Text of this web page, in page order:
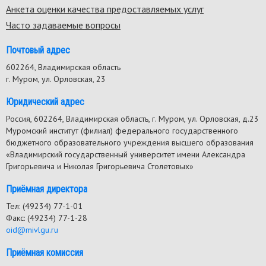
Анкета оценки качества предоставляемых услуг
Часто задаваемые вопросы
Почтовый адрес
602264, Владимирская область
г. Муром, ул. Орловская, 23
Юридический адрес
Россия, 602264, Владимирская область, г. Муром, ул. Орловская, д.23
Муромский институт (филиал) федерального государственного
бюджетного образовательного учреждения высшего образования
«Владимирский государственный университет имени Александра
Григорьевича и Николая Григорьевича Столетовых»
Приёмная директора
Тел: (49234) 77-1-01
Факс: (49234) 77-1-28
oid@mivlgu.ru
Приёмная комиссия